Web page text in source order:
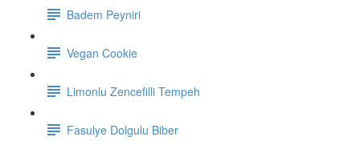
Badem Peyniri
Vegan Cookie
Limonlu Zencefilli Tempeh
Fasulye Dolgulu Biber